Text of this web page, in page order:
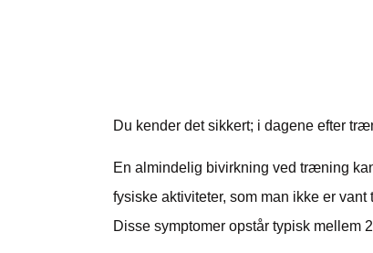
Du kender det sikkert; i dagene efter
En almindelig bivirkning ved træning
fysiske aktiviteter, som man ikke er
Disse symptomer opstår typisk mellem